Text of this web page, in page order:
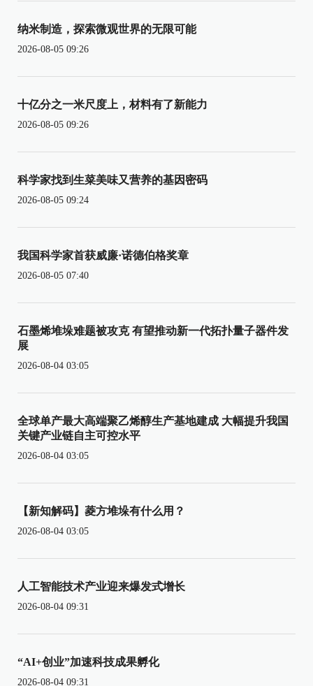
纳米制造，探索微观世界的无限可能
2026-08-05 09:26
十亿分之一米尺度上，材料有了新能力
2026-08-05 09:26
科学家找到生菜美味又营养的基因密码
2026-08-05 09:24
我国科学家首获威廉·诺德伯格奖章
2026-08-05 07:40
石墨烯堆垛难题被攻克 有望推动新一代拓扑量子器件发
展
2026-08-04 03:05
全球单产最大高端聚乙烯醇生产基地建成 大幅提升我国
关键产业链自主可控水平
2026-08-04 03:05
【新知解码】菱方堆垛有什么用？
2026-08-04 03:05
人工智能技术产业迎来爆发式增长
2026-08-04 09:31
“AI+创业”加速科技成果孵化
2026-08-04 09:31